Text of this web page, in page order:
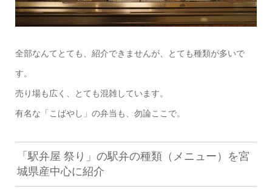
全部なんてとても、紹介できませんが、とても種類が多いで
す。
売り場も広く、とても混雑しています。
有名な「こばやし」の弁当も、勿論ここで。
「駅弁屋 祭り」の駅弁の種類（メニュー）を宮
城県産中心に紹介